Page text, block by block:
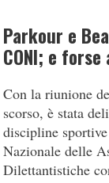
Parkour e
CONI; e forse
Con la riunione
scorso, è stata
discipline
Nazionale delle
Dilettantistiche